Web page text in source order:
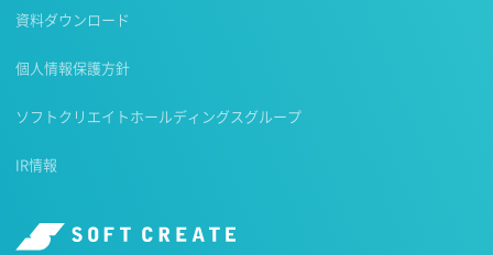
資料ダウンロード
個人情報保護方針
ソフトクリエイトホールディングスグループ
IR情報